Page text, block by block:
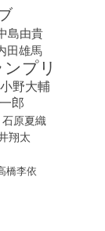
島由貴
田雄馬
プリ
小野大輔
郎
石原夏織
翔太
橋李依